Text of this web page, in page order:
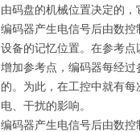
由码盘的机械位置决定的
编码器产生电信号后由数
设备的记忆位置。在参考
增加参考点，编码器每经
的。为此，在工控中就有
电、干扰的影响。
编码器产生电信号后由数